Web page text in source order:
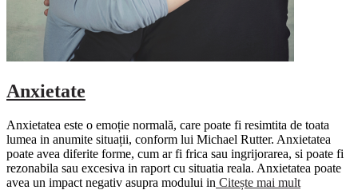
Anxietate
Anxietatea este o emoție normală, care poate fi resimtita de toata
lumea in anumite situații, conform lui Michael Rutter. Anxietatea
poate avea diferite forme, cum ar fi frica sau ingrijorarea, si poate fi
rezonabila sau excesiva in raport cu situatia reala. Anxietatea poate
avea un impact negativ asupra modului in Citește mai mult